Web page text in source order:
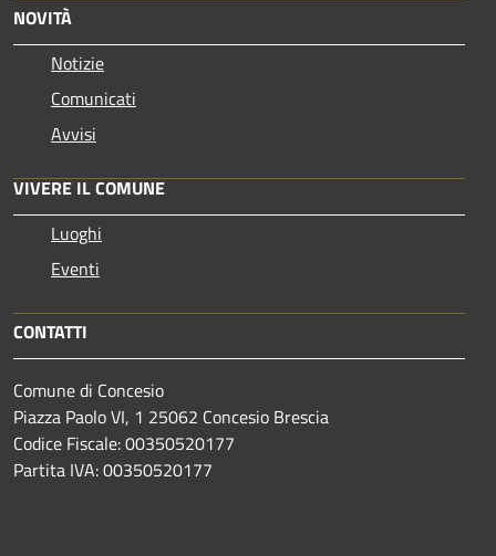
NOVITÀ
Notizie
Comunicati
Avvisi
VIVERE IL COMUNE
Luoghi
Eventi
CONTATTI
Comune di Concesio
Piazza Paolo VI, 1 25062 Concesio Brescia
Codice Fiscale: 00350520177
Partita IVA: 00350520177